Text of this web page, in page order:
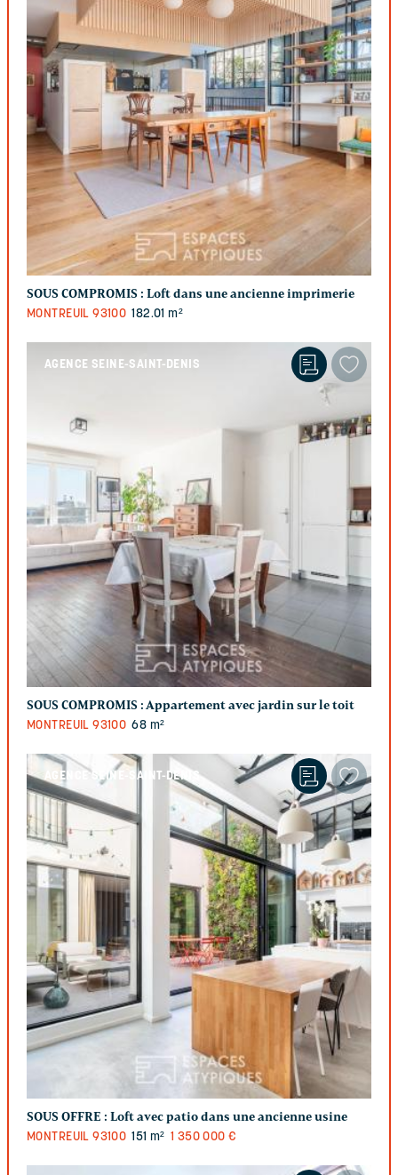
SOUS COMPROMIS : Loft dans une ancienne imprimerie
MONTREUIL 93100 182.01 m²
AGENCE SEINE-SAINT-DENIS
SOUS COMPROMIS :Appartement avec jardin sur le toit
MONTREUIL 93100 68 m²
AGENCE SEINE-SAINT-DENIS
SOUS OFFRE : Loft avec patio dans une ancienne usine
MONTREUIL 93100 151 m² 1 350 000 €